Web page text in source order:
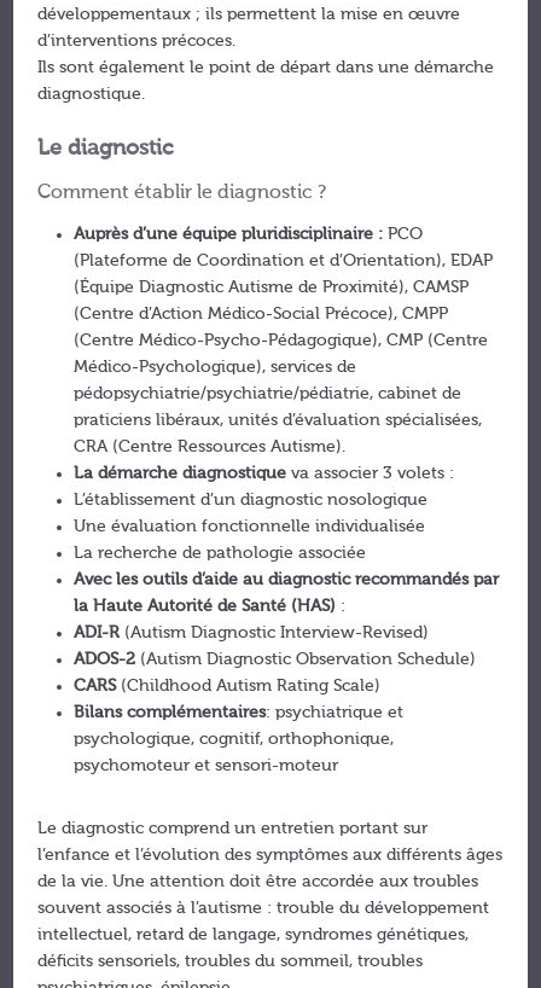
développementaux ; ils permettent la mise en œuvre
d’interventions précoces.
Ils sont également le point de départ dans une démarche
diagnostique.
Le diagnostic
Comment établir le diagnostic ?
Auprès d’une équipe pluridisciplinaire : PCO
(Plateforme de Coordination et d’Orientation), EDAP
(Équipe Diagnostic Autisme de Proximité), CAMSP
(Centre d’Action Médico-Social Précoce), CMPP
(Centre Médico-Psycho-Pédagogique), CMP (Centre
Médico-Psychologique), services de
pédopsychiatrie/psychiatrie/pédiatrie, cabinet de
praticiens libéraux, unités d’évaluation spécialisées,
CRA (Centre Ressources Autisme).
La démarche diagnostique va associer 3 volets :
L’établissement d’un diagnostic nosologique
Une évaluation fonctionnelle individualisée
La recherche de pathologie associée
Avec les outils d’aide au diagnostic recommandés par
la Haute Autorité de Santé (HAS) :
ADI-R (Autism Diagnostic Interview-Revised)
ADOS-2 (Autism Diagnostic Observation Schedule)
CARS(Childhood Autism Rating Scale)
Bilans complémentaires: psychiatrique et
psychologique, cognitif, orthophonique,
psychomoteur et sensori-moteur
Le diagnostic comprend un entretien portant sur
l’enfance et l’évolution des symptômes aux différents âges
de la vie. Une attention doit être accordée aux troubles
souvent associés à l’autisme : trouble du développement
intellectuel, retard de langage, syndromes génétiques,
déficits sensoriels, troubles du sommeil, troubles